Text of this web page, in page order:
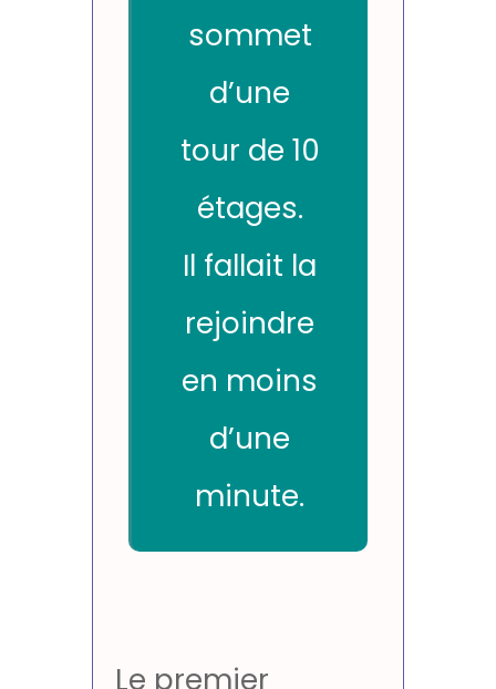
sommet
d’une
tour de 10
étages.
Il fallait la
rejoindre
en moins
d’une
minute.
Le premier